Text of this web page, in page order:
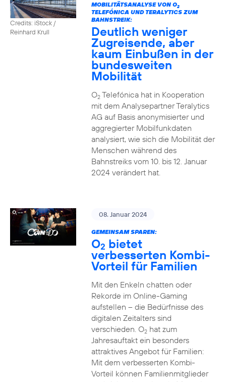
Credits: iStock /
Reinhard Krull
MOBILITÄTSANALYSE VON O2
TELEFÓNICA UND TERALYTICS ZUM
BAHNSTREIK:
Deutlich weniger
Zugreisende, aber
kaum Einbußen in der
bundesweiten
Mobilität
O2Telefónica hat in Kooperation
mit dem Analysepartner Teralytics
AG auf Basis anonymisierter und
aggregierter Mobilfunkdaten
analysiert, wie sich die Mobilität der
Menschen während des
Bahnstreiks vom 10. bis 12. Januar
2024 verändert hat.
08. Januar 2024
GEMEINSAM SPAREN:
O2 bietet
verbesserten Kombi-
Vorteil für Familien
Mit den Enkeln chatten oder
Rekorde im Online-Gaming
aufstellen – die Bedürfnisse des
digitalen Zeitalters sind
verschieden. O2hat zum
Jahresauftakt ein besonders
attraktives Angebot für Familien:
Mit dem verbesserten Kombi-
Vorteil können Familienmitglieder